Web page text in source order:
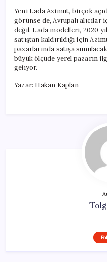
Yeni Lada Azimut, birçok
görünse de, Avrupalı
değil. Lada modelleri, 2020
satıştan kaldırıldığı için
pazarlarında satışa
büyük ölçüde yerel pazarın
geliyor.
Yazar: Hakan Kaplan